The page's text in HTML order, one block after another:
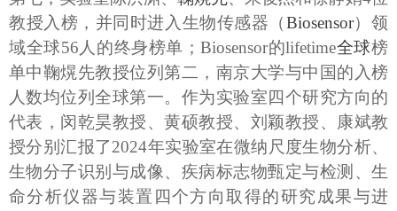
教授入榜，并同时进入生物传感器（Biosensor）领
域全球56人的终身榜单；Biosensor的lifetime全球榜
单中鞠熀先教授位列第二，南京大学与中国的入榜
人数均位列全球第一。作为实验室四个研究方向的
代表，闵乾昊教授、黄硕教授、刘颖教授、康斌教
授分别汇报了2024年实验室在微纳尺度生物分析、
生物分子识别与成像、疾病标志物甄定与检测、生
命分析仪器与装置四个方向取得的研究成果与进